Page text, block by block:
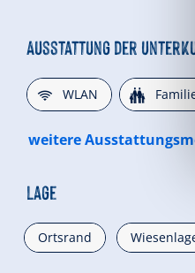
Ausstattung der
🜉WLAN 🍺
weitere
Lage
Ortsrand